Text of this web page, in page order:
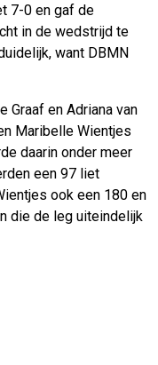
7-0 en gaf de
in de wedstrijd te
want DBMN
Graaf en Adriana van
Maribelle Wientjes
daarin onder meer
een 97 liet
ook een 180 en
die de leg uiteindelijk